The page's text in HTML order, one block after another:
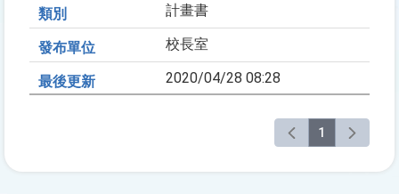
計畫書
校長室
2020/04/28 08:28
1